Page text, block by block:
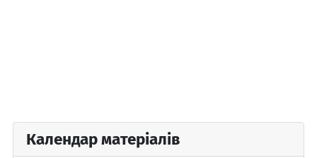
Календар матеріалів